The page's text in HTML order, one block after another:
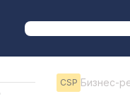
CSP Бизнес-